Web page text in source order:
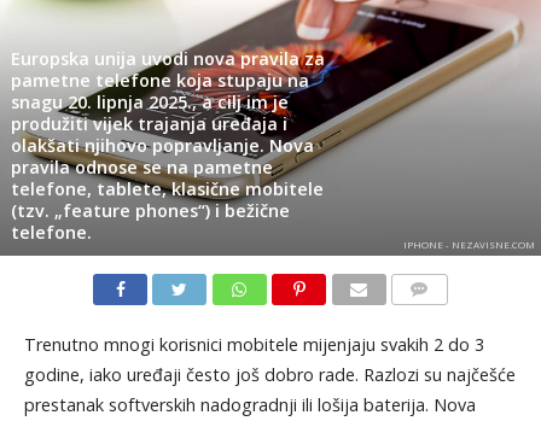
Europska unija uvodi nova pravila za
pametne telefone koja stupaju na
snagu 20. lipnja 2025., a cilj im je
produžiti vijek trajanja uređaja i
olakšati njihovo popravljanje. Nova
pravila odnose se na pametne
telefone, tablete, klasične mobitele
(tzv. „feature phones“) i bežične
telefone.
IPHONE - NEZAVISNE.COM
Trenutno mnogi korisnici mobitele mijenjaju svakih 2 do 3
godine, iako uređaji često još dobro rade. Razlozi su najčešće
prestanak softverskih nadogradnji ili lošija baterija. Nova